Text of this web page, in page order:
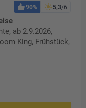
90% 5,3/6
ab 2.9.2026,
King, Frühstück,